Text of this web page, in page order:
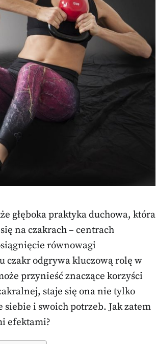
głęboka praktyka duchowa, która
na czakrach – centrach
równowagi
czakr odgrywa kluczową rolę w
przynieść znaczące korzyści
staje się ona nie tylko
siebie i swoich potrzeb. Jak zatem
efektami?